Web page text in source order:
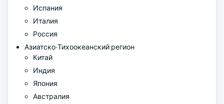
Испания
Италия
Россия
Азиатско-Тихоокеанский регион
Китай
Индия
Япония
Австралия